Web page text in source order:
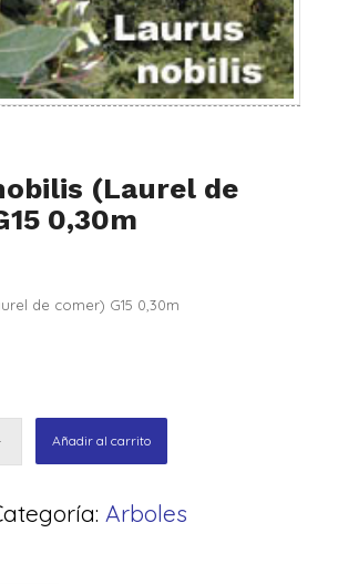
(Laurel de
0,30m
de comer) G15 0,30m
Añadir al carrito
Arboles